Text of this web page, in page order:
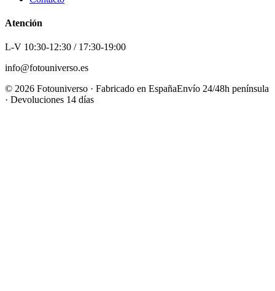
Atención
L-V 10:30-12:30 / 17:30-19:00
info@fotouniverso.es
© 2026 Fotouniverso · Fabricado en EspañaEnvío 24/48h península
· Devoluciones 14 días